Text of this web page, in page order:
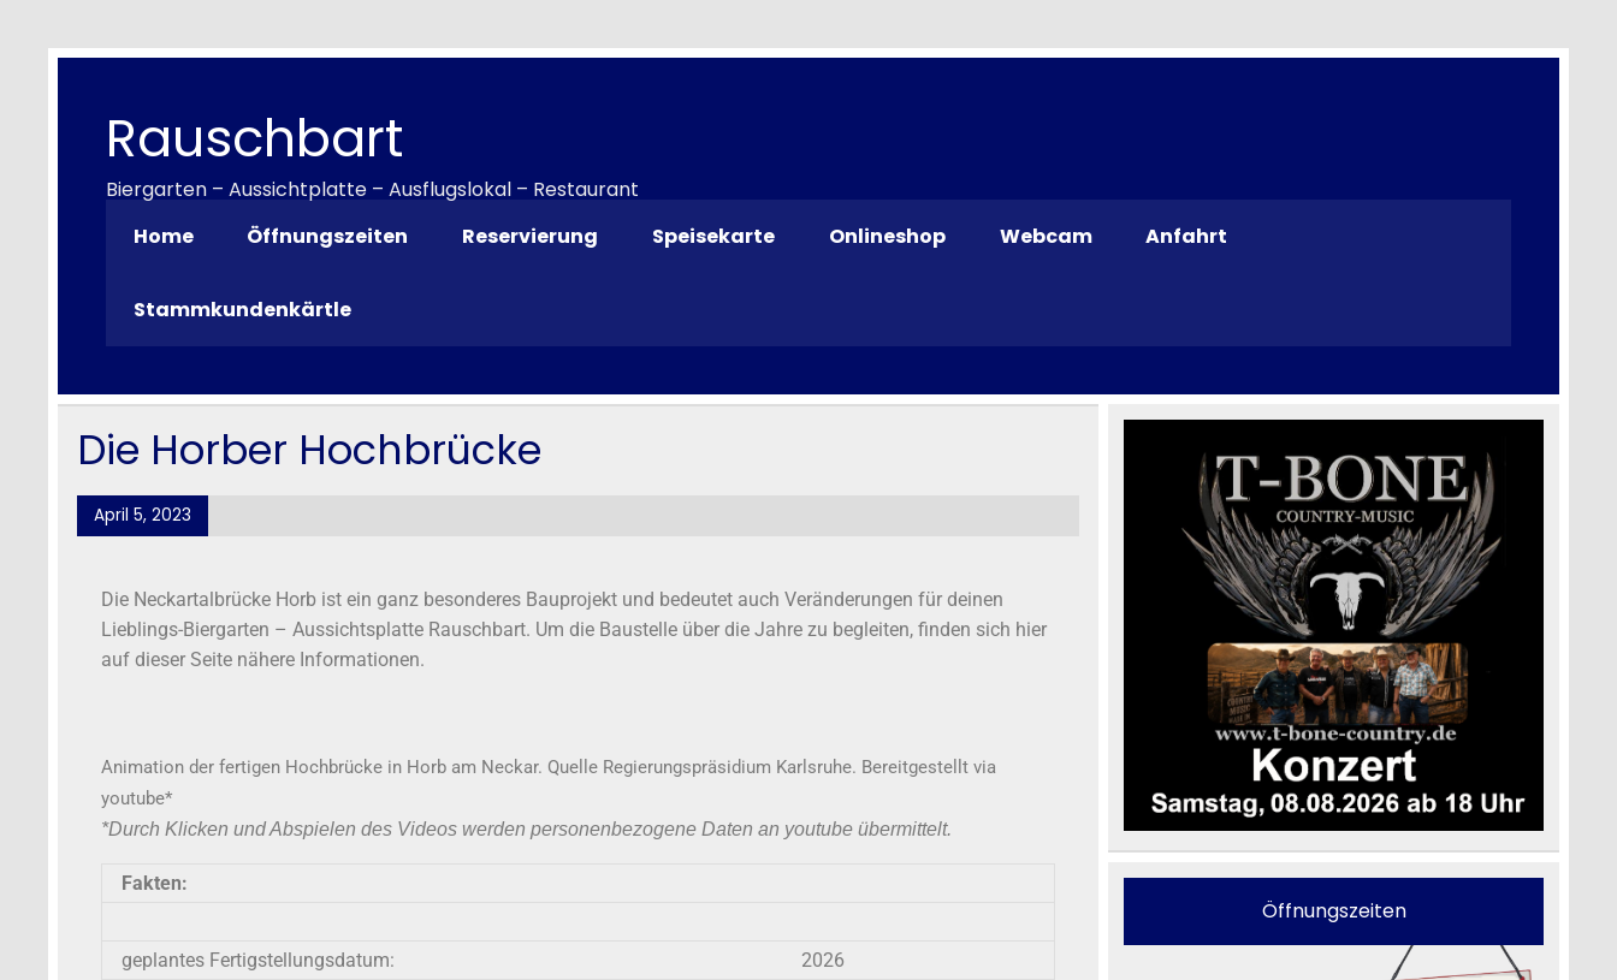
Rauschbart
Biergarten – Aussichtplatte – Ausflugslokal – Restaurant
Home
Öffnungszeiten Reservierung Speisekarte Onlineshop Webcam Anfahrt
Stammkundenkärtle
Die Horber Hochbrücke
April 5, 2023
Die Neckartalbrücke Horb ist ein ganz besonderes Bauprojekt und bedeutet auch Veränderungen für deinen
Lieblings-Biergarten – Aussichtsplatte Rauschbart. Um die Baustelle über die Jahre zu begleiten, finden sich hier
auf dieser Seite nähere Informationen.
Animation der fertigen Hochbrücke in Horb am Neckar. Quelle Regierungspräsidium Karlsruhe. Bereitgestellt via
youtube*
*Durch Klicken und Abspielen des Videos werden personenbezogene Daten an youtube übermittelt.
Fakten:
geplantes Fertigstellungsdatum:
2026
Öffnungszeiten